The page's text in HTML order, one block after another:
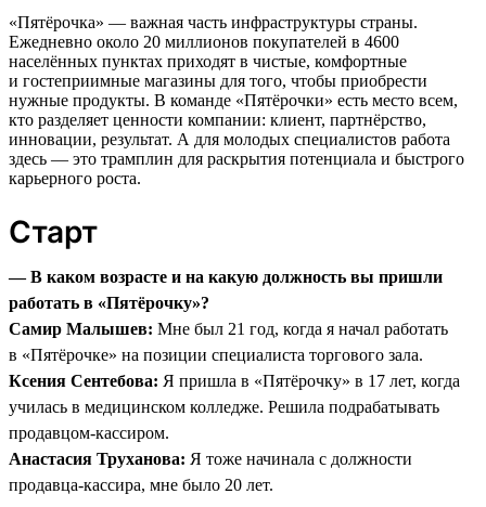
«Пятёрочка» — важная часть инфраструктуры страны.
Ежедневно около 20 миллионов покупателей в 4600
населённых пунктах приходят в чистые, комфортные
и гостеприимные магазины для того, чтобы приобрести
нужные продукты. В команде «Пятёрочки» есть место всем,
кто разделяет ценности компании: клиент, партнёрство,
инновации, результат. А для молодых специалистов работа
здесь — это трамплин для раскрытия потенциала и быстрого
карьерного роста.
Старт
— В каком возрасте и на какую должность вы пришли
работать в «Пятёрочку»?
Самир Малышев: Мне был 21 год, когда я начал работать
в «Пятёрочке» на позиции специалиста торгового зала.
Ксения Сентебова: Я пришла в «Пятёрочку» в 17 лет, когда
училась в медицинском колледже. Решила подрабатывать
продавцом-кассиром.
Анастасия Труханова: Я тоже начинала с должности
продавца-кассира, мне было 20 лет.